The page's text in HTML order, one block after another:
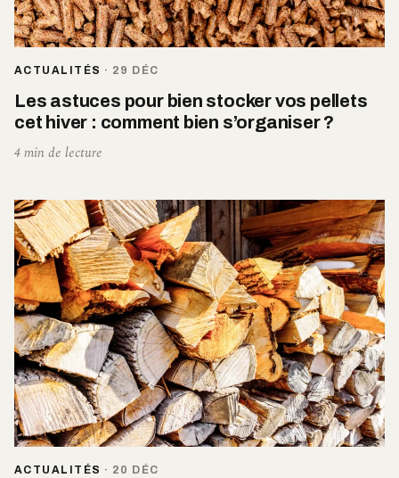
ACTUALITÉS · 29 DÉC
Les astuces pour bien stocker vos pellets
cet hiver : comment bien s’organiser ?
4 min de lecture
ACTUALITÉS · 20 DÉC